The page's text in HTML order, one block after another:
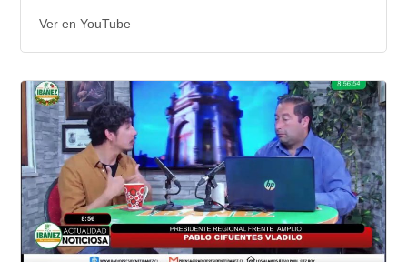
Ver en YouTube